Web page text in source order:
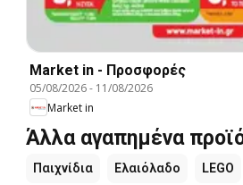
Market in - Προσφορές
05/08/2026- 11/08/2026
Market in
Άλλα αγαπημένα
Παιχνίδια Ελαιόλαδο LEGO